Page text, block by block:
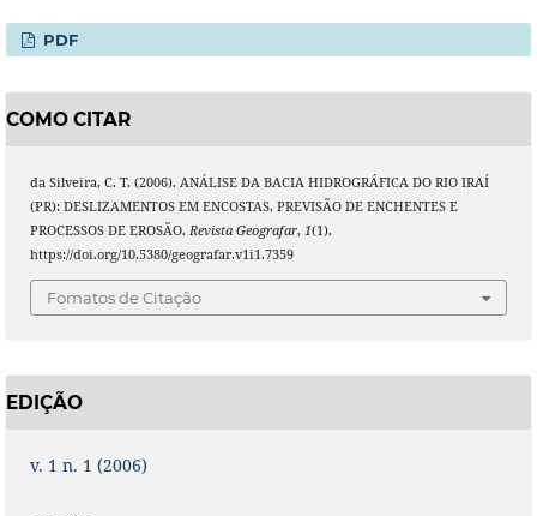
PDF
COMO CITAR
da Silveira, C. T. (2006). ANÁLISE DA BACIA HIDROGRÁFICA DO RIO IRAÍ
(PR): DESLIZAMENTOS EM ENCOSTAS, PREVISÃO DE ENCHENTES E
PROCESSOS DE EROSÃO. Revista Geografar, 1(1).
https://doi.org/10.5380/geografar.v1i1.7359
Fomatos de Citação
EDIÇÃO
v. 1 n. 1 (2006)